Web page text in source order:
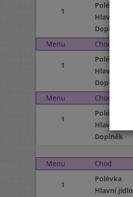
1
Polévka
Hlavní jídlo
Doplněk
Menu
Chod
1
Polévka
Hlavní jídlo
Doplněk
Menu
Chod
1
Polévka
Hlavní jídlo
Doplněk
Menu
Chod
1
Polévka
Hlavní jídlo